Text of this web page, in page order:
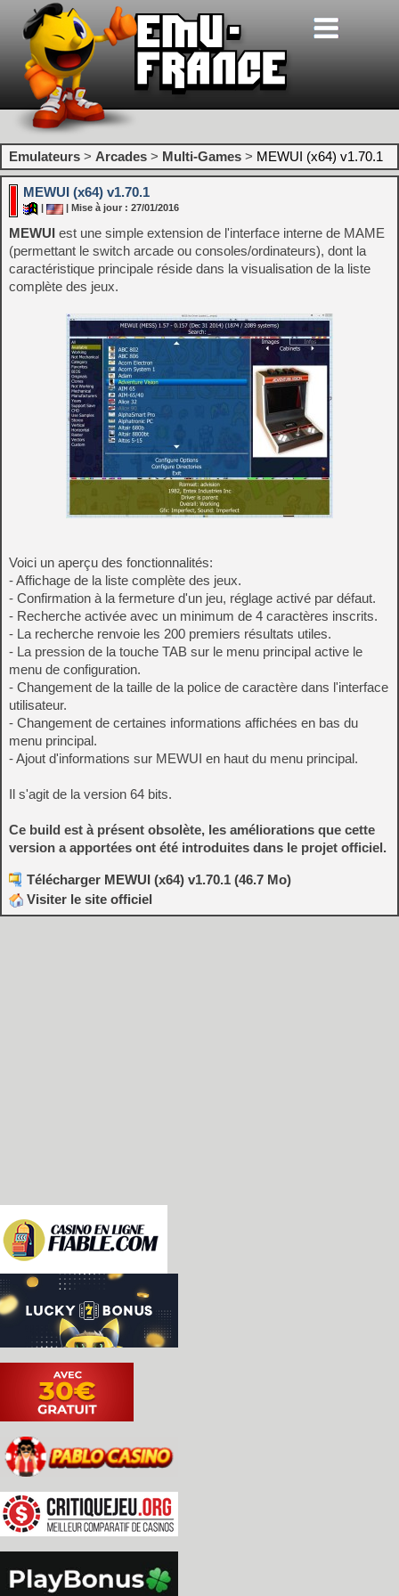
Emulateurs > Arcades > Multi-Games > MEWUI (x64) v1.70.1
MEWUI (x64) v1.70.1
| Mise à jour : 27/01/2016
MEWUI est une simple extension de l'interface interne de MAME
(permettant le switch arcade ou consoles/ordinateurs), dont la
caractéristique principale réside dans la visualisation de la liste
complète des jeux.
Voici un aperçu des fonctionnalités:
- Affichage de la liste complète des jeux.
- Confirmation à la fermeture d'un jeu, réglage activé par défaut.
- Recherche activée avec un minimum de 4 caractères inscrits.
- La recherche renvoie les 200 premiers résultats utiles.
- La pression de la touche TAB sur le menu principal active le
menu de configuration.
- Changement de la taille de la police de caractère dans l'interface
utilisateur.
- Changement de certaines informations affichées en bas du
menu principal.
- Ajout d'informations sur MEWUI en haut du menu principal.
Il s'agit de la version 64 bits.
Ce build est à présent obsolète, les améliorations que cette
version a apportées ont été introduites dans le projet officiel.
Télécharger MEWUI (x64) v1.70.1 (46.7 Mo)
Visiter le site officiel